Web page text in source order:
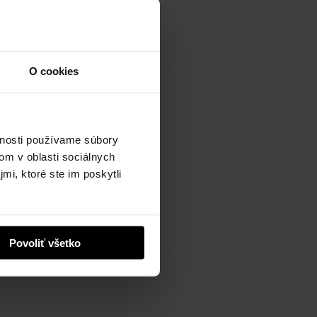
O cookies
používame súbory
v oblasti sociálnych
ktoré ste im poskytli
Povoliť všetko
stranu opátstva,
korunovačné kreslo
venovaná priamo
umeleckého sklára
Čas vypustenia